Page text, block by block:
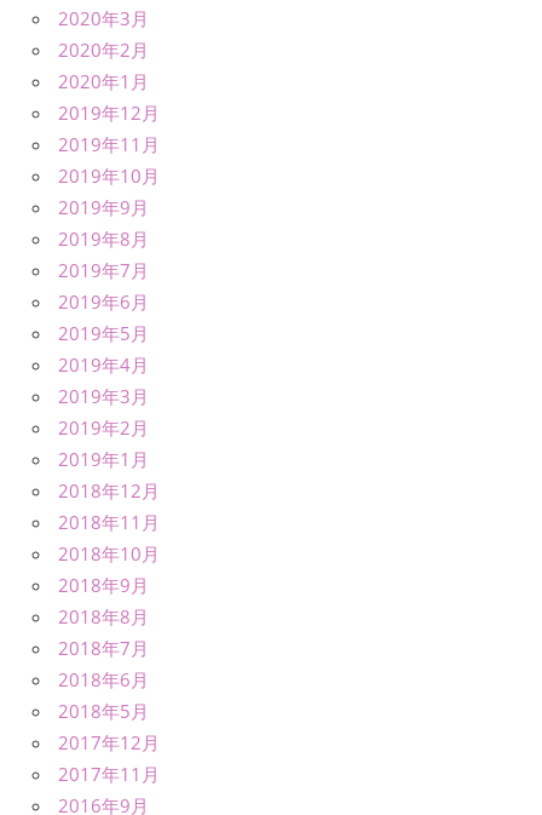
2020年3月
2020年2月
2020年1月
2019年12月
2019年11月
2019年10月
2019年9月
2019年8月
2019年7月
2019年6月
2019年5月
2019年4月
2019年3月
2019年2月
2019年1月
2018年12月
2018年11月
2018年10月
2018年9月
2018年8月
2018年7月
2018年6月
2018年5月
2017年12月
2017年11月
2016年9月